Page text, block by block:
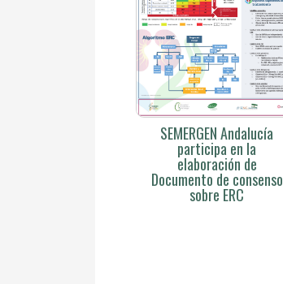
SEMERGEN Andalucía
participa en la
elaboración de
Documento de consenso
sobre ERC